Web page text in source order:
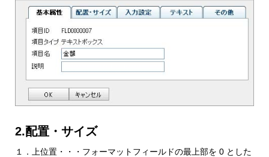
2.配置・サイズ
１．上位置・・・フォーマットフィールドの最上部を 0 とした